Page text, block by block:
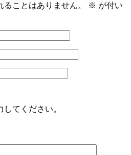
ことはありません。 ※ が付い
してください。